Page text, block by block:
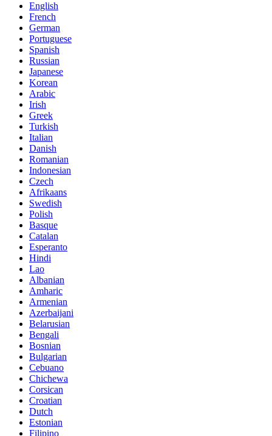
English
French
German
Portuguese
Spanish
Russian
Japanese
Korean
Arabic
Irish
Greek
Turkish
Italian
Danish
Romanian
Indonesian
Czech
Afrikaans
Swedish
Polish
Basque
Catalan
Esperanto
Hindi
Lao
Albanian
Amharic
Armenian
Azerbaijani
Belarusian
Bengali
Bosnian
Bulgarian
Cebuano
Chichewa
Corsican
Croatian
Dutch
Estonian
Filipino